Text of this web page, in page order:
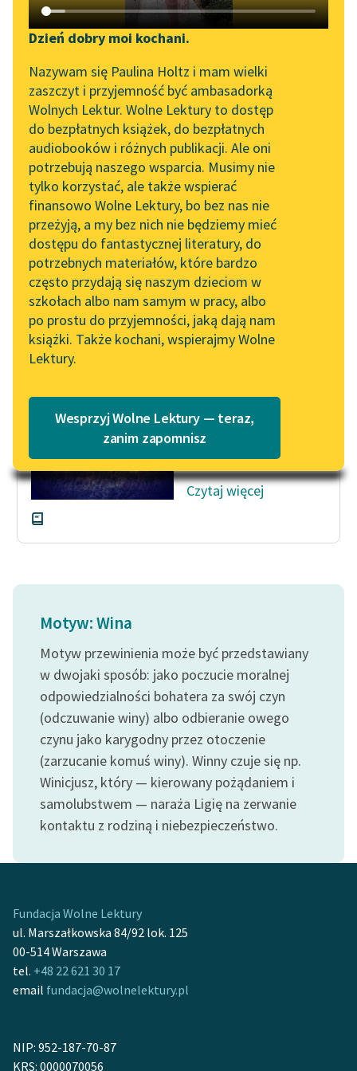
Katalog DAISY
Podkasty o książkach
Zgłoś brak utworu
Aktualności
„Prokurator Alicja Horn”
do słuchania
Byliśmy częścią AI Impact
Lab
Zapraszamy na spotkanie
online z tłumaczkami
literatury skandynawskiej
Spotkanie z Katarzyną
Tunkiel w Oslo
102. lata temu zmarł
Joseph Conrad
Lektury szkolne i klasyka
literatury do słuchania dla
uczennic i uczniów z
niepełnosprawnościami
E-kolekcja lektur
szkolnych i literatury do
uczniów z
Feministyczne inspiracje.
Popularyzacja
skandynawskiej literatury
feministycznej
Ręce pełne poezji
Kolekcje edukacyjne
twórców przechodzących
do domeny publicznej,
lektur szkolnych oraz
Starego Testamentu
Odkurzamy bohaterów
Lektur
Narzędzia
Mapa Wolnych Lektur
Leśmianator
Przewodnik dla piszących i
czytających
API
OAI-PMH
Widget Wolnych Lektur
Przypisy
Katalog w formacie PDF
O nas
Kontakt
Zespół
Dzień dobry moi kochani.
Nazywam się Paulina Holtz i mam wielki
zaszczyt i przyjemność być ambasadorką
Wolnych Lektur. Wolne Lektury to dostęp
do bezpłatnych książek, do bezpłatnych
audiobooków i różnych publikacji. Ale oni
potrzebują naszego wsparcia. Musimy nie
tylko korzystać, ale także wspierać
finansowo Wolne Lektury, bo bez nas nie
przeżyją, a my bez nich nie będziemy mieć
dostępu do fantastycznej literatury, do
potrzebnych materiałów, które bardzo
często przydają się naszym dzieciom w
szkołach albo nam samym w pracy, albo
po prostu do przyjemności, jaką dają nam
książki. Także kochani, wspierajmy Wolne
Lektury.
Wesprzyj Wolne Lektury — teraz,
zanim zapomnisz
Bolesław Leśmian
Gdzie ów czas, który
płynął, nim wszystko
się stało?
Trzebaż było aż takiej
miłości i...
Czytaj więcej
Bolesław Leśmian
Dżananda
się stało?
Trzebaż było aż takiej
Czytaj więcej
Motyw: Wina
Motyw przewinienia może być przedstawiany
w dwojaki sposób: jako poczucie moralnej
odpowiedzialności bohatera za swój czyn
(odczuwanie winy) albo odbieranie owego
czynu jako karygodny przez otoczenie
(zarzucanie komuś winy). Winny czuje się np.
Winicjusz, który — kierowany pożądaniem i
samolubstwem — naraża Ligię na zerwanie
kontaktu z rodziną i niebezpieczeństwo.
Fundacja Wolne Lektury
ul. Marszałkowska 84/92 lok. 125
00-514 Warszawa
tel. +48 22 621 30 17
email fundacja@wolnelektury.pl
NIP: 952-187-70-87
KRS: 0000070056